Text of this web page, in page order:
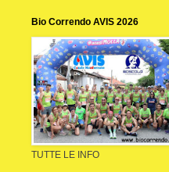
Bio Correndo AVIS 2026
TUTTE LE INFO